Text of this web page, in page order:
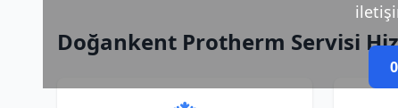
Doğankent Protherm Servisi